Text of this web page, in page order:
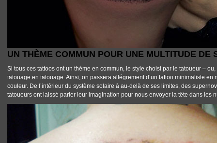
UN THÈME COMMUN POUR UNE MULTITUDE DE
Si tous ces tattoos ont un thème en commun, le style choisi par le tatoueur –
tatouage en tatouage. Ainsi, on passera allégrement d’un tattoo minimaliste en
couleur. De l’intérieur du système solaire à au-delà de ses limites, des
tatoueurs ont laissé parler leur imagination pour nous envoyer la tête dans les
TATTOOS_TATOUAGE_ESPACE_26.JPG